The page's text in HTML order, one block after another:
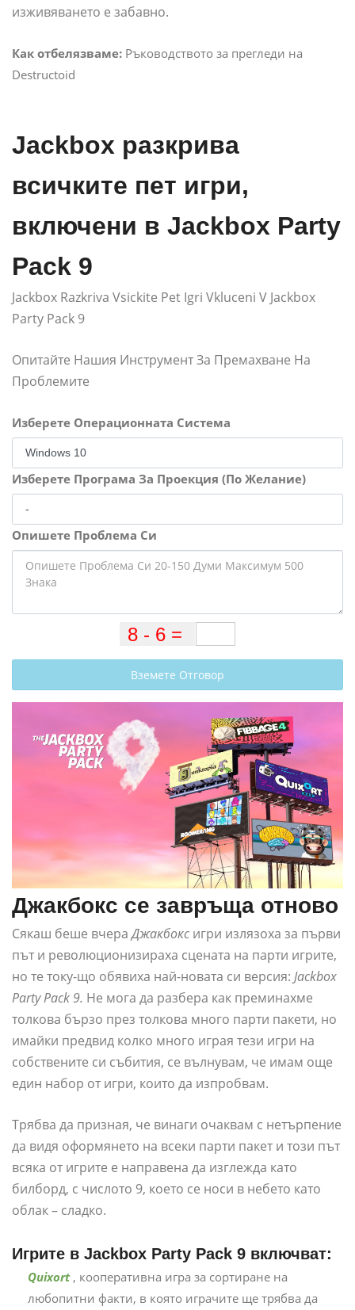
изживяването е забавно.
Как отбелязваме: Ръководството за прегледи на
Destructoid
Jackbox разкрива
всичките пет игри,
включени в Jackbox Party
Pack 9
Jackbox Razkriva Vsickite Pet Igri Vkluceni V Jackbox
Party Pack 9
Опитайте Нашия Инструмент За Премахване На
Проблемите
Изберете Операционната Система
Изберете Програма За Проекция (По Желание)
Опишете Проблема Си
Вземете Отговор
Джакбокс се завръща отново
Сякаш беше вчераДжакбокс игри излязоха за първи
път и революционизираха сцената на парти игрите,
но те току-що обявиха най-новата си версия: Jackbox
Party Pack 9. Не мога да разбера как преминахме
толкова бързо през толкова много парти пакети, но
имайки предвид колко много играя тези игри на
собствените си събития, се вълнувам, че имам още
един набор от игри, които да изпробвам.
Трябва да призная, че винаги очаквам с нетърпение
да видя оформянето на всеки парти пакет и този път
всяка от игрите е направена да изглежда като
билборд, с числото 9, което се носи в небето като
облак – сладко.
Игрите в Jackbox Party Pack 9 включват:
Quixort , кооперативна игра за сортиране на
любопитни факти, в която играчите ще трябва да